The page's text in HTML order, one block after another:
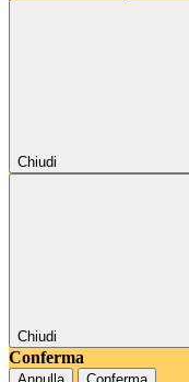
Chiudi
Chiudi
Conferma